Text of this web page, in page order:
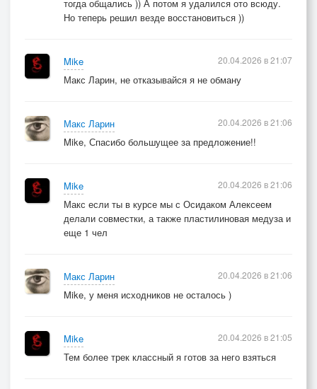
тогда общались )) А потом я удалился ото всюду.
Но теперь решил везде восстановиться ))
Mike
Макс Ларин, не отказывайся я не обману
20.04.2026 в 21:07
Макс Ларин
Mike, Спасибо большущее за предложение!!
20.04.2026 в 21:06
Mike
Макс если ты в курсе мы с Осидаком Алексеем
делали совместки, а также пластилиновая медуза и
еще 1 чел
20.04.2026 в 21:06
Макс Ларин
Mike, у меня исходников не осталось )
20.04.2026 в 21:06
Mike
Тем более трек классный я готов за него взяться
20.04.2026 в 21:05